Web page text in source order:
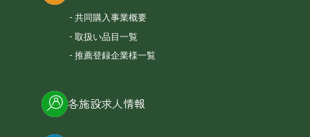
共同購入事業概要
取扱い品目一覧
推薦登録企業様一覧
各施設求人情報